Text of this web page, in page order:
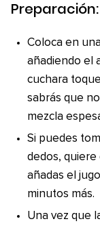
Preparación:
Coloca en
añadiendo el
cuchara
sabrás que
mezcla
Si puedes
dedos, quiere
añadas el
minutos más.
Una vez que